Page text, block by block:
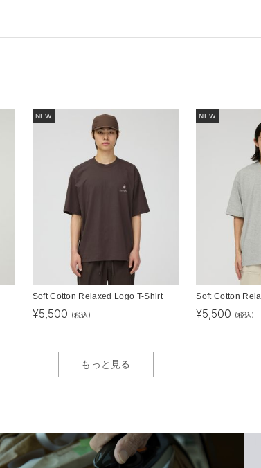
NEW
Soft Cotton Relaxed Logo T-Shirt
¥5,500 (税込)
NEW
Soft Cotton
¥5,500 (税込)
もっと見る